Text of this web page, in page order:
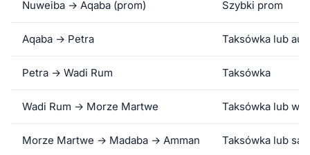
Nuweiba → Aqaba (prom) Szybki prom
Aqaba → Petra Taksówka lub
Petra → Wadi Rum Taksówka
Wadi Rum → Morze Martwe Taksówka lub
Morze Martwe → Madaba → Amman Taksówka lub